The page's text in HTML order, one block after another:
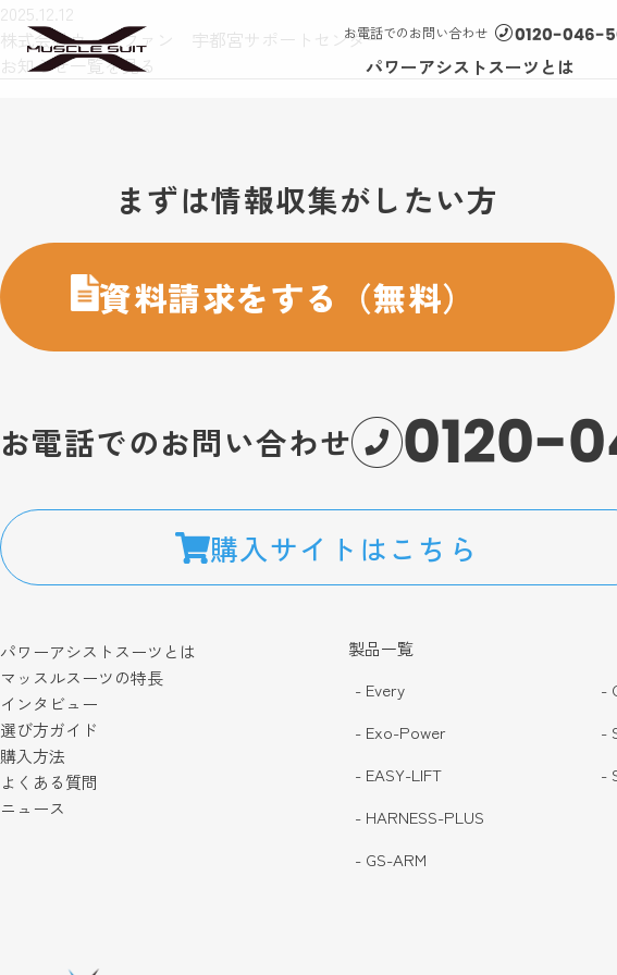
お電話でのお問い合わせ 0120-046-
パワーアシストスーツとは
2025.12.12
株式会社ウェルファン 宇都宮サポートセンター
お知らせ一覧を見る
まずは情報収集がしたい方
資料請求をする（無料）
お電話でのお問い合わせ 0120-
購入サイトはこちら
パワーアシストスーツとは
マッスルスーツの特長
インタビュー
選び方ガイド
購入方法
よくある質問
ニュース
製品一覧
- Every
- Exo-Power
- EASY-LIFT
- HARNESS-PLUS
- GS-ARM
-
-
-